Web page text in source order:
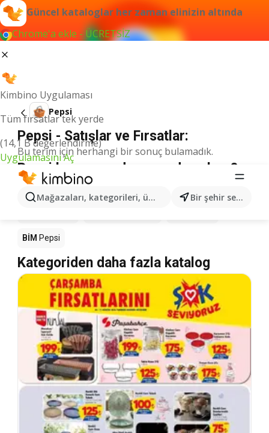
Güncel kataloglar her zaman elinizin altında
Chrome'a ekle - ÜCRETSİZ
Kimbino Uygulaması
Tüm fırsatlar tek yerde
(14,1 B değerlendirme)
Uygulamasını Aç
Mağazaları, kategorileri, ürünleri arayın... Bir şehir seçin
Pepsi
Pepsi - Satışlar ve Fırsatlar:
Bu terim için herhangi bir sonuç bulamadık.
Pepsi kampanyada - nereden alınır?
BİM Pepsi
Kategoriden daha fazla katalog